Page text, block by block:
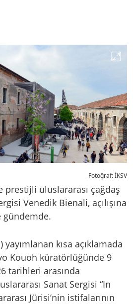
Fotoğraf: İKSV
prestijli uluslararası çağdaş
Venedik Bienali, açılışına
gündemde.
kısa açıklamada
Kouoh küratörlüğünde 9
tarihleri arasında
Sanat Sergisi “In
Jürisi’nin istifalarının